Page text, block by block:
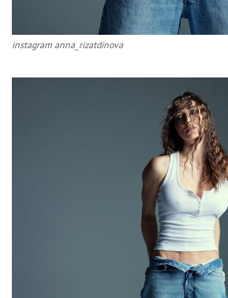
instagram anna_rizatdinova